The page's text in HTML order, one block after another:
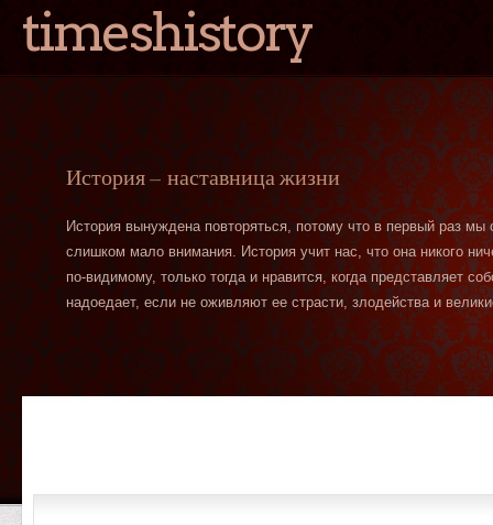
timeshistory
История — наставница жизни
История вынуждена повторяться, потому что в первый раз
слишком мало внимания. История учит нас, что она никого
по-видимому, только тогда и нравится, когда представляет
надоедает, если не оживляют ее страсти, злодейства и